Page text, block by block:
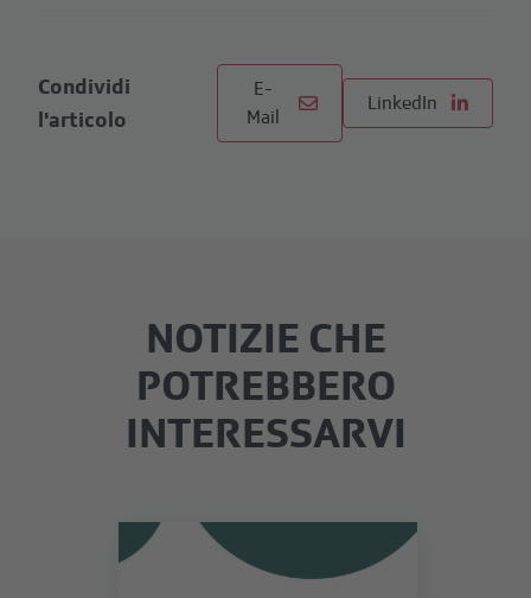
Condividi
l'articolo
E-
Mail
LinkedIn
NOTIZIE CHE
POTREBBERO
INTERESSARVI